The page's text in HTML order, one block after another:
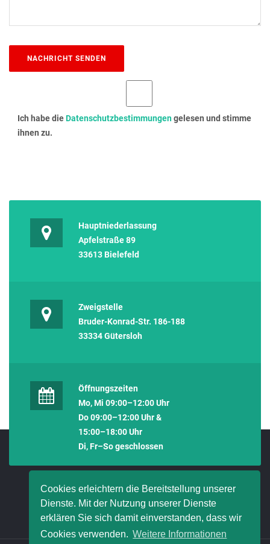
Cookies erleichtern die Bereitstellung unserer
Dienste. Mit der Nutzung unserer Dienste
erklären Sie sich damit einverstanden, dass wir
Cookies verwenden. Weitere Informationen
Ich habe dieDatenschutzbestimmungengelesen und stimme
ihnen zu.
Hauptniederlassung
Apfelstraße 89
33613 Bielefeld
Zweigstelle
Bruder-Konrad-Str. 186-188
33334 Gütersloh
Öffnungszeiten
Mo, Mi 09:00–12:00 Uhr
Do 09:00–12:00 Uhr &
15:00–18:00 Uhr
Di, Fr–So geschlossen